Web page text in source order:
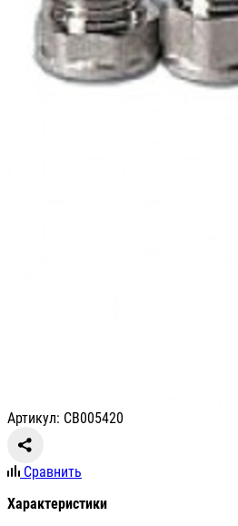
Артикул: СВ005420
Сравнить
Характеристики